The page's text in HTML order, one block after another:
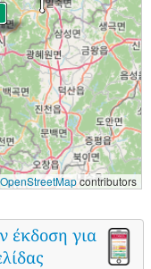
OpenStreetMapcontributors
έκδοση για